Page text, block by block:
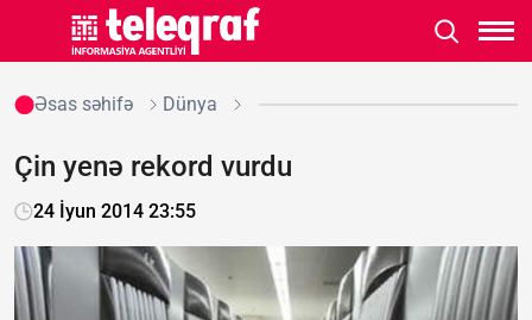
Əsas səhifə Dünya
Çin yenə rekord vurdu
24 İyun 2014 23:55